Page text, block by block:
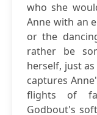
who she
Anne with an
or the
rather be
herself, just
captures
flights of
Godbout's